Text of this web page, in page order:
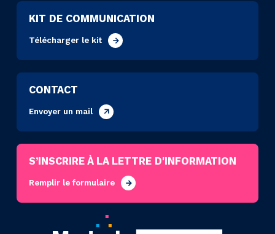
KIT DE COMMUNICATION
Télécharger le kit
CONTACT
Envoyer un mail
S’INSCRIRE À LA LETTRE D'INFORMATION
Remplir le formulaire